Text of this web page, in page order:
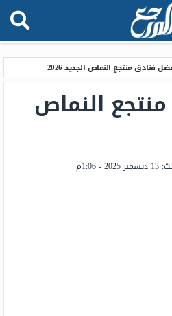
فنادق منتجع النماص الجديد 2026
النماص
13 ديسمبر 2025 - 1:06م